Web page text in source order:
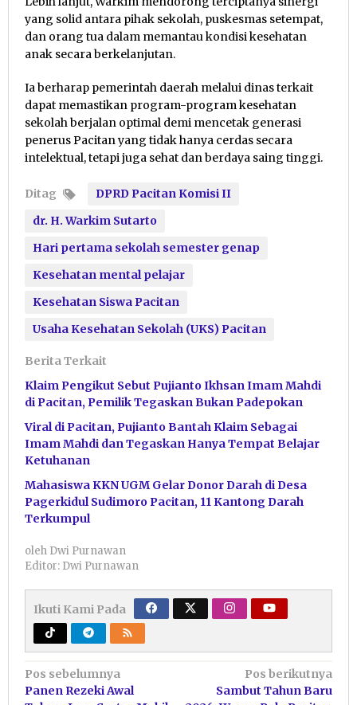
yang solid antara pihak sekolah, puskesmas setempat,
dan orang tua dalam memantau kondisi kesehatan
anak secara berkelanjutan.
Ia berharap pemerintah daerah melalui dinas terkait
dapat memastikan program-program kesehatan
sekolah berjalan optimal demi mencetak generasi
penerus Pacitan yang tidak hanya cerdas secara
intelektual, tetapi juga sehat dan berdaya saing tinggi.
Ditag
DPRD Pacitan Komisi II
dr. H. Warkim Sutarto
Hari pertama sekolah semester genap
Kesehatan mental pelajar
Kesehatan Siswa Pacitan
Usaha Kesehatan Sekolah (UKS) Pacitan
Berita Terkait
Klaim Pengikut Sebut Pujianto Ikhsan Imam Mahdi
di Pacitan, Pemilik Tegaskan Bukan Padepokan
Viral di Pacitan, Pujianto Bantah Klaim Sebagai
Imam Mahdi dan Tegaskan Hanya Tempat Belajar
Ketuhanan
Mahasiswa KKN UGM Gelar Donor Darah di Desa
Pagerkidul Sudimoro Pacitan, 11 Kantong Darah
Terkumpul
oleh Dwi Purnawan
Editor: Dwi Purnawan
Ikuti Kami Pada
Navigasi
pos
Pos sebelumnya
Panen Rezeki Awal
Pos berikutnya
Sambut Tahun Baru